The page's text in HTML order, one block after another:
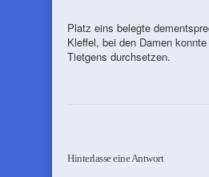
Platz eins belegte
Kleffel, bei den Damen
Tietgens durchsetzen.
Hinterlasse eine Antwort